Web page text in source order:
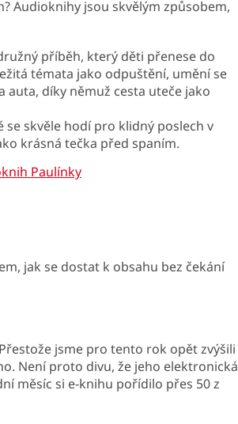
Audioknihy jsou skvělým způsobem,
příběh, který děti přenese do
témata jako odpuštění, umění se
auta, díky němuž cesta uteče jako
se skvěle hodí pro klidný poslech v
krásná tečka před spaním.
Paulínky
jak se dostat k obsahu bez čekání
jsme pro tento rok opět zvýšili
Není proto divu, že jeho elektronická
měsíc si e-knihu pořídilo přes 50 z